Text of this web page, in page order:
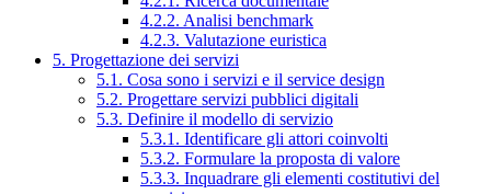
4.2.2. Analisi benchmark
4.2.3. Valutazione euristica
5. Progettazione dei servizi
5.1. Cosa sono i servizi e il service design
5.2. Progettare servizi pubblici digitali
5.3. Definire il modello di servizio
5.3.1. Identificare gli attori coinvolti
5.3.2. Formulare la proposta di valore
5.3.3. Inquadrare gli elementi costitutivi del